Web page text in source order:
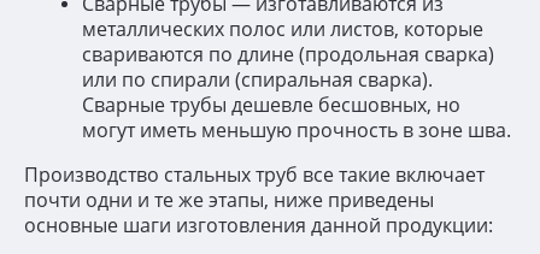
металлических полос или листов, которые
свариваются по длине (продольная сварка)
или по спирали (спиральная сварка).
Сварные трубы дешевле бесшовных, но
могут иметь меньшую прочность в зоне шва.
Производство стальных труб все такие включает
почти одни и те же этапы, ниже приведены
основные шаги изготовления данной продукции: